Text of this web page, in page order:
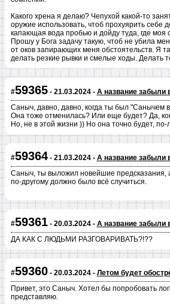
Какого хрена я делаю? Чепухой какой-то
оружие использовать, чтоб прохуярить себе
капающая вода пробью и дойду туда, где
Прошу у Бога задачу такую, чтоб не убила
от оков запирающих меня обстоятельств. Я
делать резкие рывки и смелые ходы. Делать
#59365- 21.03.2024 - А название забыли
Саныч, давно, давно, когда ты был "Санычем
Она тоже отменилась? Или еще будет? Да,
Но, не в этой жизни )) Но она точно будет,
#59364- 21.03.2024 - А название забыли
Саныч, ты выложил новейшие
по-другому должно было всё случиться.
#59361- 20.03.2024 - А название забыли
ДА КАК С ЛЮДЬМИ РАЗГОВАРИВАТЬ?!??
#59360- 20.03.2024 - Летом будет
Привет, это Саныч. Хотел бы попробовать
представляю.